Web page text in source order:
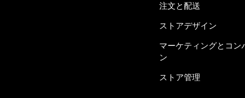
注文と配送
ストアデザイン
マーケティングとコン
ン
ストア管理